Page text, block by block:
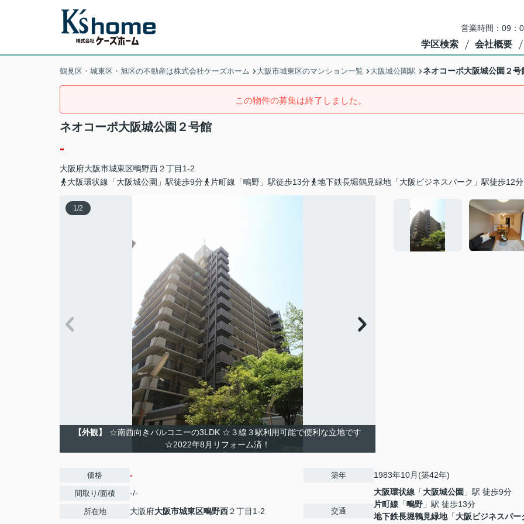
営業時間：09：
学区検索 会社概要
鶴見区・城東区・旭区の不動産は株式会社ケーズホーム 大阪市城東区のマンション一覧 大阪城公園駅 ネオコーポ大阪城公園２号
この物件の募集は終了しました。
ネオコーポ大阪城公園２号館
-
大阪府大阪市城東区鴫野西２丁目1-2
大阪環状線「大阪城公園」駅徒歩9分
片町線「鴫野」駅徒歩13分 地下鉄長堀鶴見緑地「大阪ビジネスパーク」駅徒歩12分
1/2
【外観】
☆南西向きバルコニーの3LDK ☆３線３駅利用可能で便利な立地です
☆2022年8月リフォーム済！
価格 -
間取り/面積 -/-
所在地 大阪府大阪市城東区鴫野西２丁目1-2
築年 1983年10月(築42年)
交通
大阪環状線 「大阪城公園 」駅 徒歩9分
片町線 「鴫野 」駅 徒歩13分
地下鉄長堀鶴見緑地「大阪ビジネスパー